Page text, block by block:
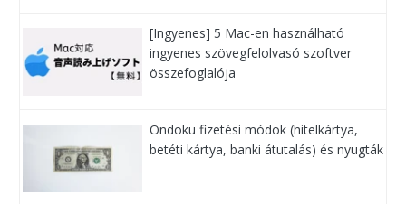
[Ingyenes] 5 Mac-en használható
ingyenes szövegfelolvasó szoftver
összefoglalója
Ondoku fizetési módok (hitelkártya,
betéti kártya, banki átutalás) és nyugták